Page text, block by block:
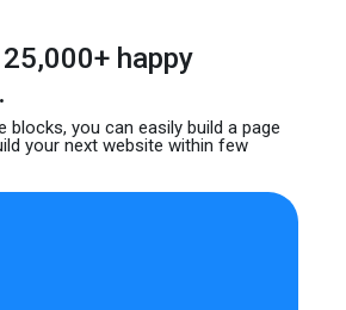
happy
blocks, you can easily builda page
your next websitewithin few